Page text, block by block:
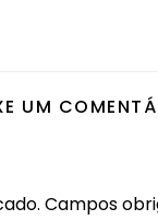
UM
Campos